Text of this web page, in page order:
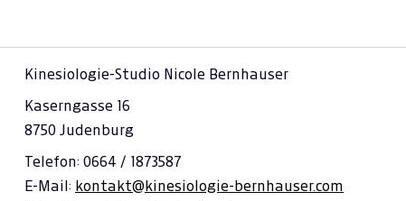
Kinesiologie-Studio Nicole Bernhauser
Kaserngasse 16
8750 Judenburg
Telefon: 0664 / 1873587
E-Mail: kontakt@kinesiologie-bernhauser.com